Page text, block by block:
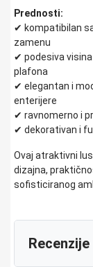
Prednosti:
✔ kompatibilan
zamenu
✔ podesiva
plafona
✔ elegantan i
enterijere
✔ ravnomerno i
✔ dekorativan i
Ovaj atraktivni
dizajna,
sofisticiranog
Recenzije